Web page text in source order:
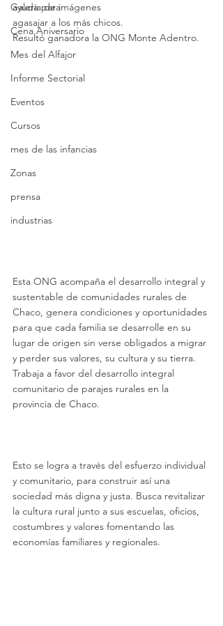
Galería de imágenes
Cena Aniversario
Mes del Alfajor
Informe Sectorial
Eventos
Cursos
mes de las infancias
Zonas
prensa
industrias
ayuda para
agasajar a los más chicos.
Resultó ganadora la ONG Monte Adentro.
Esta ONG acompaña el desarrollo integral y
sustentable de comunidades rurales de
Chaco, genera condiciones y oportunidades
para que cada familia se desarrolle en su
lugar de origen sin verse obligados a migrar
y perder sus valores, su cultura y su tierra.
Trabaja a favor del desarrollo integral
comunitario de parajes rurales en la
provincia de Chaco.
Esto se logra a través del esfuerzo individual
y comunitario, para construir así una
sociedad más digna y justa. Busca revitalizar
la cultura rural junto a sus escuelas, oficios,
costumbres y valores fomentando las
economías familiares y regionales.